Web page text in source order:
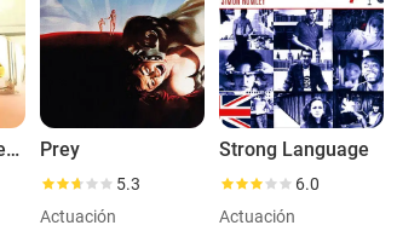
Gran bola de fuego Prey
5.3
Actuación
Strong Language
6.0
Actuación